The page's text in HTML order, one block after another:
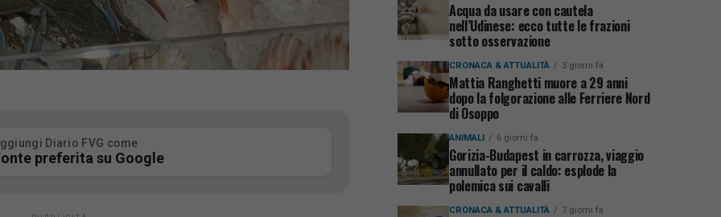
Diario FVG come
preferita su Google
Acqua da usare con cautela
nell’Udinese: ecco tutte le frazioni
sotto osservazione
CRONACA & ATTUALITÀ 3 giorni fa
Mattia Ranghetti muore a 29 anni
dopo la folgorazione alle Ferriere Nord
di Osoppo
ANIMALI 6 giorni fa
Gorizia-Budapest in carrozza, viaggio
annullato per il caldo: esplode la
polemica sui cavalli
CRONACA & ATTUALITÀ 7 giorni fa